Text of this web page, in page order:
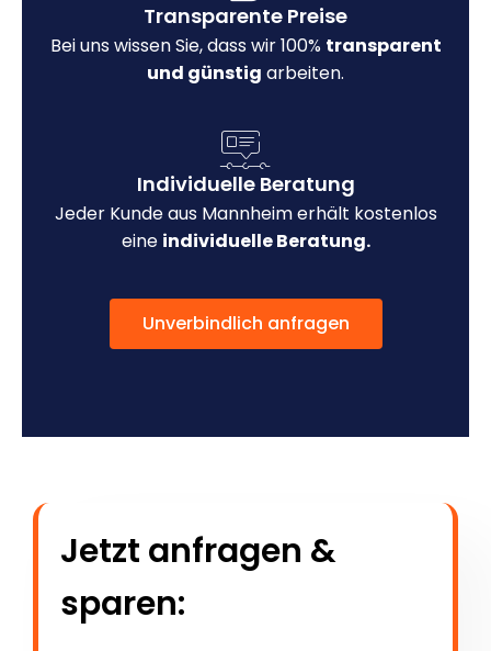
Transparente Preise
Bei uns wissen Sie, dass wir 100% transparent
und günstig arbeiten.
Individuelle Beratung
Jeder Kunde aus Mannheim erhält kostenlos
eine individuelle Beratung.
Unverbindlich anfragen
Jetzt anfragen &
sparen: